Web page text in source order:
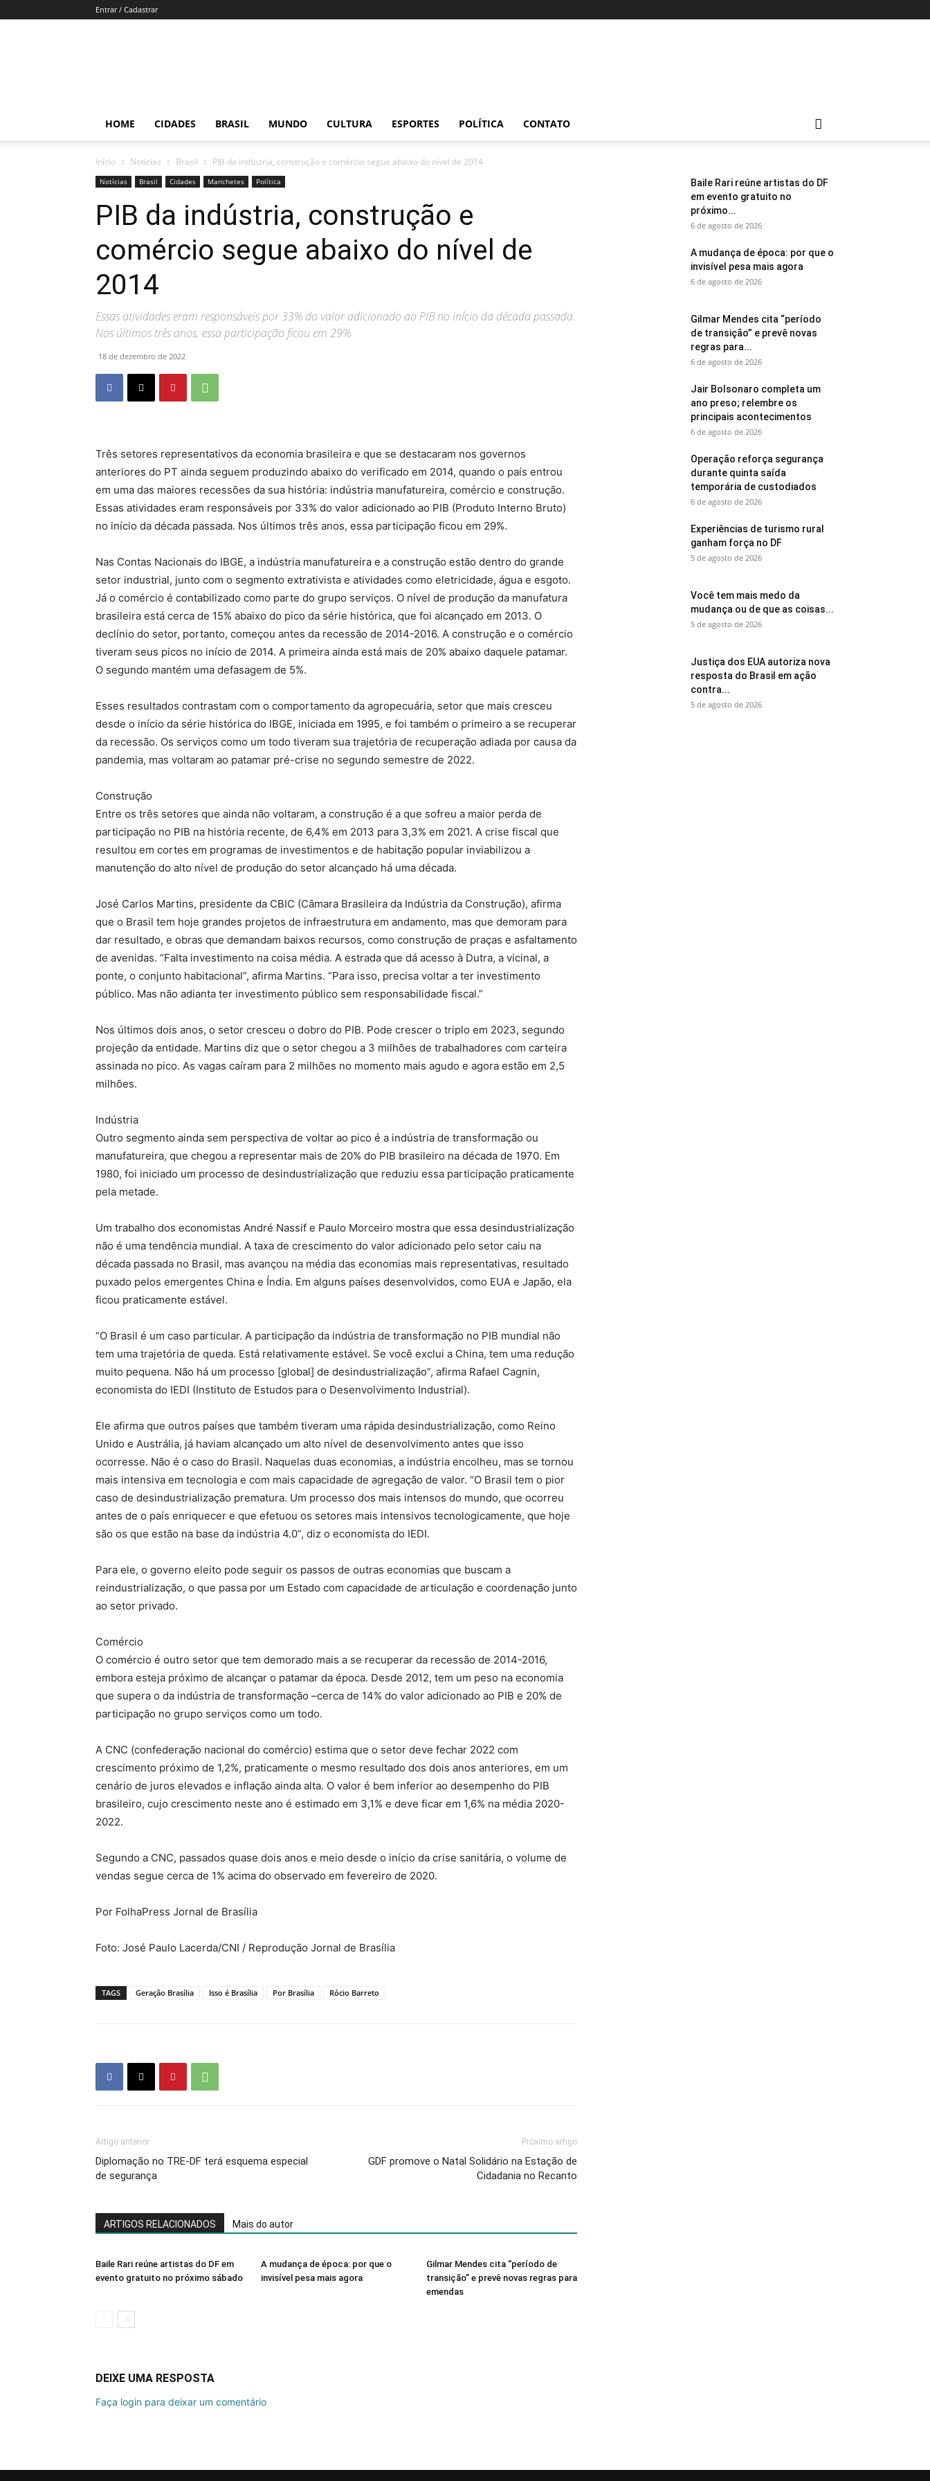
Entrar / Cadastrar
HOME CIDADES BRASIL MUNDO CULTURA ESPORTES POLÍTICA CONTATO
Início Notícias Brasil PIB da indústria, construção e comércio segue abaixo do nível de 2014
Notícias Brasil Cidades Manchetes Política
PIB da indústria, construção e
comércio segue abaixo do nível de
2014
Essas atividades eram responsáveis por 33% do valor adicionado ao PIB no início da década passada.
Nos últimos três anos, essa participação ficou em 29%
18 de dezembro de 2022
Três setores representativos da economia brasileira e que se destacaram nos governos
anteriores do PT ainda seguem produzindo abaixo do verificado em 2014, quando o país entrou
em uma das maiores recessões da sua história: indústria manufatureira, comércio e construção.
Essas atividades eram responsáveis por 33% do valor adicionado ao PIB (Produto Interno Bruto)
no início da década passada. Nos últimos três anos, essa participação ficou em 29%.
Nas Contas Nacionais do IBGE, a indústria manufatureira e a construção estão dentro do grande
setor industrial, junto com o segmento extrativista e atividades como eletricidade, água e esgoto.
Já o comércio é contabilizado como parte do grupo serviços. O nível de produção da manufatura
brasileira está cerca de 15% abaixo do pico da série histórica, que foi alcançado em 2013. O
declínio do setor, portanto, começou antes da recessão de 2014-2016. A construção e o comércio
tiveram seus picos no início de 2014. A primeira ainda está mais de 20% abaixo daquele patamar.
O segundo mantém uma defasagem de 5%.
Esses resultados contrastam com o comportamento da agropecuária, setor que mais cresceu
desde o início da série histórica do IBGE, iniciada em 1995, e foi também o primeiro a se recuperar
da recessão. Os serviços como um todo tiveram sua trajetória de recuperação adiada por causa da
pandemia, mas voltaram ao patamar pré-crise no segundo semestre de 2022.
Construção
Entre os três setores que ainda não voltaram, a construção é a que sofreu a maior perda de
participação no PIB na história recente, de 6,4% em 2013 para 3,3% em 2021. A crise fiscal que
resultou em cortes em programas de investimentos e de habitação popular inviabilizou a
manutenção do alto nível de produção do setor alcançado há uma década.
José Carlos Martins, presidente da CBIC (Câmara Brasileira da Indústria da Construção), afirma
que o Brasil tem hoje grandes projetos de infraestrutura em andamento, mas que demoram para
dar resultado, e obras que demandam baixos recursos, como construção de praças e asfaltamento
de avenidas. “Falta investimento na coisa média. A estrada que dá acesso à Dutra, a vicinal, a
ponte, o conjunto habitacional”, afirma Martins. “Para isso, precisa voltar a ter investimento
público. Mas não adianta ter investimento público sem responsabilidade fiscal.”
Nos últimos dois anos, o setor cresceu o dobro do PIB. Pode crescer o triplo em 2023, segundo
projeção da entidade. Martins diz que o setor chegou a 3 milhões de trabalhadores com carteira
assinada no pico. As vagas caíram para 2 milhões no momento mais agudo e agora estão em 2,5
milhões.
Indústria
Outro segmento ainda sem perspectiva de voltar ao pico é a indústria de transformação ou
manufatureira, que chegou a representar mais de 20% do PIB brasileiro na década de 1970. Em
1980, foi iniciado um processo de desindustrialização que reduziu essa participação praticamente
pela metade.
Um trabalho dos economistas André Nassif e Paulo Morceiro mostra que essa desindustrialização
não é uma tendência mundial. A taxa de crescimento do valor adicionado pelo setor caiu na
década passada no Brasil, mas avançou na média das economias mais representativas, resultado
puxado pelos emergentes China e Índia. Em alguns países desenvolvidos, como EUA e Japão, ela
ficou praticamente estável.
“O Brasil é um caso particular. A participação da indústria de transformação no PIB mundial não
tem uma trajetória de queda. Está relativamente estável. Se você exclui a China, tem uma redução
muito pequena. Não há um processo [global] de desindustrialização”, afirma Rafael Cagnin,
economista do IEDI (Instituto de Estudos para o Desenvolvimento Industrial).
Ele afirma que outros países que também tiveram uma rápida desindustrialização, como Reino
Unido e Austrália, já haviam alcançado um alto nível de desenvolvimento antes que isso
ocorresse. Não é o caso do Brasil. Naquelas duas economias, a indústria encolheu, mas se tornou
mais intensiva em tecnologia e com mais capacidade de agregação de valor. “O Brasil tem o pior
caso de desindustrialização prematura. Um processo dos mais intensos do mundo, que ocorreu
antes de o país enriquecer e que efetuou os setores mais intensivos tecnologicamente, que hoje
são os que estão na base da indústria 4.0”, diz o economista do IEDI.
Para ele, o governo eleito pode seguir os passos de outras economias que buscam a
reindustrialização, o que passa por um Estado com capacidade de articulação e coordenação junto
ao setor privado.
Comércio
O comércio é outro setor que tem demorado mais a se recuperar da recessão de 2014-2016,
embora esteja próximo de alcançar o patamar da época. Desde 2012, tem um peso na economia
que supera o da indústria de transformação –cerca de 14% do valor adicionado ao PIB e 20% de
participação no grupo serviços como um todo.
A CNC (confederação nacional do comércio) estima que o setor deve fechar 2022 com
crescimento próximo de 1,2%, praticamente o mesmo resultado dos dois anos anteriores, em um
cenário de juros elevados e inflação ainda alta. O valor é bem inferior ao desempenho do PIB
brasileiro, cujo crescimento neste ano é estimado em 3,1% e deve ficar em 1,6% na média 2020-
2022.
Segundo a CNC, passados quase dois anos e meio desde o início da crise sanitária, o volume de
vendas segue cerca de 1% acima do observado em fevereiro de 2020.
Por FolhaPress Jornal de Brasília
Foto: José Paulo Lacerda/CNI / Reprodução Jornal de Brasília
TAGS Geração Brasília Isso é Brasília Por Brasília Rócio Barreto
Artigo anterior
Diplomação no TRE-DF terá esquema especial
de segurança
Próximo artigo
GDF promove o Natal Solidário na Estação de
Cidadania no Recanto
ARTIGOS RELACIONADOS Mais do autor
Baile Rari reúne artistas do DF em
evento gratuito no próximo sábado
A mudança de época: por que o
invisível pesa mais agora
Gilmar Mendes cita “período de
transição” e prevê novas regras para
emendas
DEIXE UMA RESPOSTA
Faça login para deixar um comentário
Baile Rari reúne artistas do DF
em evento gratuito no
próximo...
6 de agosto de 2026
A mudança de época: por que o
invisível pesa mais agora
6 de agosto de 2026
Gilmar Mendes cita “período
de transição” e prevê novas
regras para...
6 de agosto de 2026
Jair Bolsonaro completa um
ano preso; relembre os
principais acontecimentos
6 de agosto de 2026
Operação reforça segurança
durante quinta saída
temporária de custodiados
6 de agosto de 2026
Experiências de turismo rural
ganham força no DF
5 de agosto de 2026
Você tem mais medo da
mudança ou de que as coisas...
5 de agosto de 2026
Justiça dos EUA autoriza nova
resposta do Brasil em ação
contra...
5 de agosto de 2026